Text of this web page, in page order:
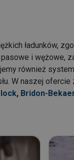
ładunków,
i wężowe,
również
W naszej ofercie
, Bridon-